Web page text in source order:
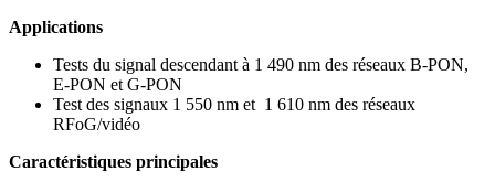
Applications
Tests du signal descendant à 1 490 nm des réseaux B-PON,
E-PON et G-PON
Test des signaux 1 550 nm et 1 610 nm des réseaux
RFoG/vidéo
Caractéristiques principales